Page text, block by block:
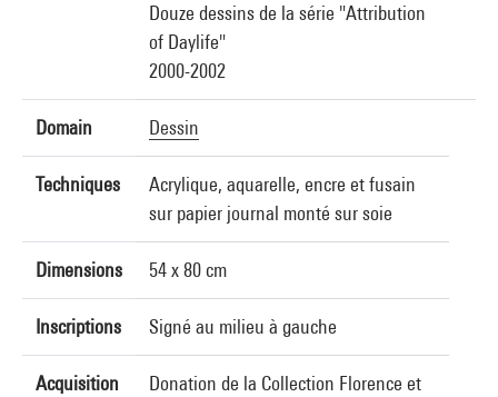
Douze dessins de la série "Attribution
of Daylife"
2000-2002
Domain Dessin
Techniques
Acrylique, aquarelle, encre et fusain
sur papier journal monté sur soie
Dimensions 54 x 80 cm
Inscriptions Signé au milieu à gauche
Acquisition
Donation de la Collection Florence et